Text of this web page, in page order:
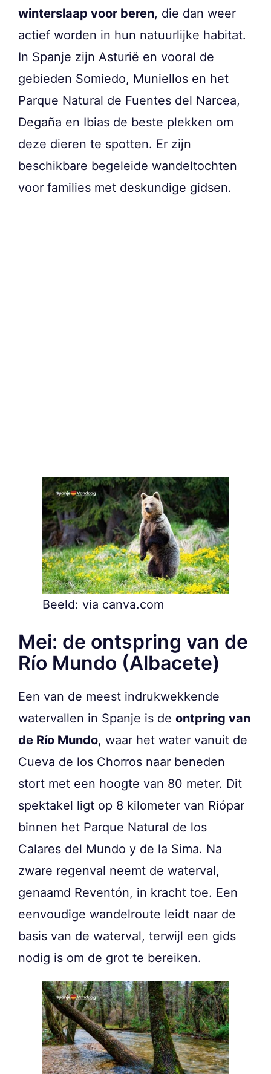
winterslaap voor beren, die dan weer
actief worden in hun natuurlijke habitat.
In Spanje zijn Asturië en vooral de
gebieden Somiedo, Muniellos en het
Parque Natural de Fuentes del Narcea,
Degaña en Ibias de beste plekken om
deze dieren te spotten. Er zijn
beschikbare begeleide wandeltochten
voor families met deskundige gidsen.
Beeld: via canva.com
Mei: de ontspring van de
Río Mundo (Albacete)
Een van de meest indrukwekkende
watervallen in Spanje is de ontpring van
de Río Mundo, waar het water vanuit de
Cueva de los Chorros naar beneden
stort met een hoogte van 80 meter. Dit
spektakel ligt op 8 kilometer van Riópar
binnen het Parque Natural de los
Calares del Mundo y de la Sima. Na
zware regenval neemt de waterval,
genaamd Reventón, in kracht toe. Een
eenvoudige wandelroute leidt naar de
basis van de waterval, terwijl een gids
nodig is om de grot te bereiken.